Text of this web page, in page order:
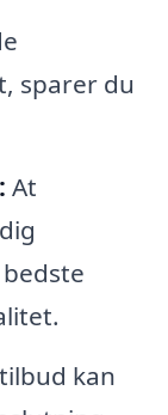
sparer du
At
kan